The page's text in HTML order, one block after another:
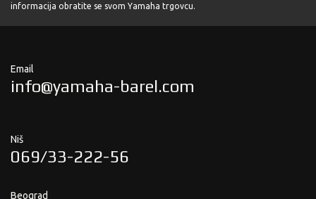
informacija obratite se svom Yamaha trgovcu.
Email
info@yamaha-barel.com
Niš
069/33-222-56
Beograd